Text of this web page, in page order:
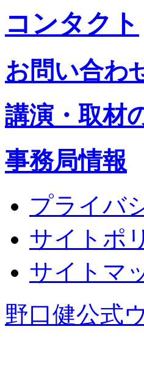
コンタクト
お問い合わ
講演・取材
事務局情報
プライバ
サイトポ
サイトマ
野口健公式